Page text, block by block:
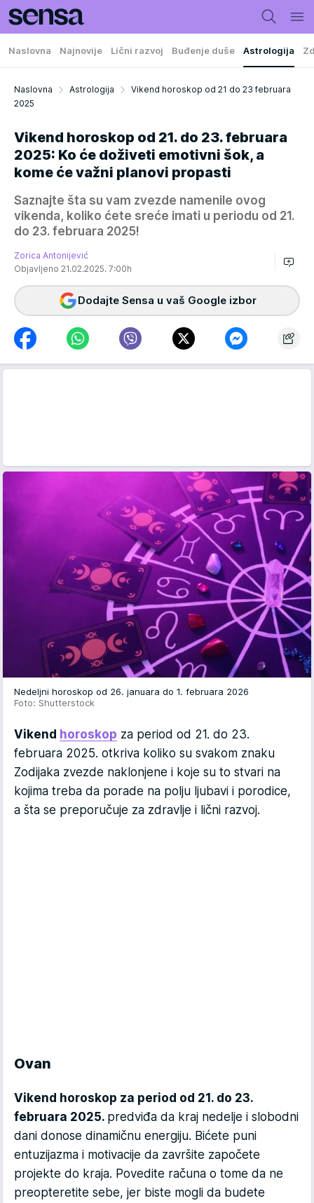
Naslovna Najnovije Lični razvoj Buđenje duše Astrologija
Naslovna Astrologija
Vikend horoskop od 21 do 23 februara
2025
Vikend horoskop od 21. do 23. februara
2025: Ko će doživeti emotivni šok, a
kome će važni planovi propasti
Saznajte šta su vam zvezde namenile ovog
vikenda, koliko ćete sreće imati u periodu od 21.
do 23. februara 2025!
Zorica Antonijević
Objavljeno 21.02.2025. 7:00h
Dodajte Sensa u vaš Google izbor
Nedeljni horoskop od 26. januara do 1. februara 2026
Foto: Shutterstock
Vikend horoskop za period od 21. do 23.
februara 2025. otkriva koliko su svakom znaku
Zodijaka zvezde naklonjene i koje su to stvari na
kojima treba da porade na polju ljubavi i porodice,
a šta se preporučuje za zdravlje i lični razvoj.
Ovan
Vikend horoskop za period od 21. do 23.
februara 2025. predviđa da kraj nedelje i slobodni
dani donose dinamičnu energiju. Bićete puni
entuzijazma i motivacije da završite započete
projekte do kraja. Povedite računa o tome da ne
preopteretite sebe, jer biste mogli da budete